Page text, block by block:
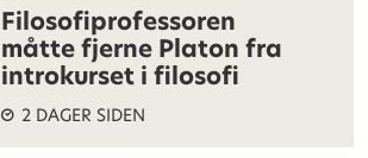
Filosofiprofessoren
måtte fjerne Platon fra
introkurset i filosofi
2 DAGER SIDEN